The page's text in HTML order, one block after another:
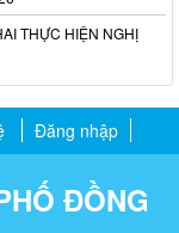
THỰC HIỆN NGHỊ
Đăng nhập
ĐỒNG